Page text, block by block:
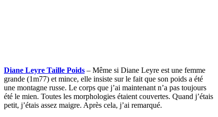
Diane Leyre Taille Poids – Même si Diane Leyre est une femme
grande (1m77) et mince, elle insiste sur le fait que son poids a été
une montagne russe. Le corps que j’ai maintenant n’a pas toujours
été le mien. Toutes les morphologies étaient couvertes. Quand j’étais
petit, j’étais assez maigre. Après cela, j’ai remarqué.